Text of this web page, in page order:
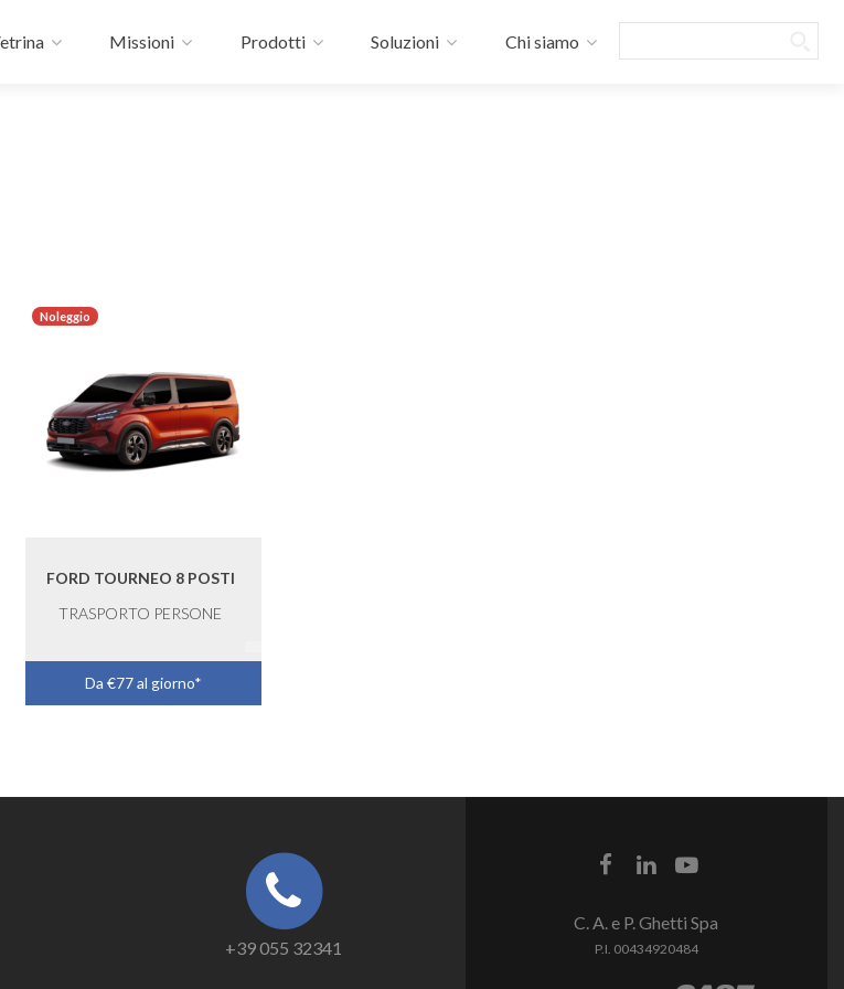
Missioni Prodotti Soluzioni Chi siamo
Noleggio
FORD TOURNEO 8 POSTI
TRASPORTO PERSONE
Da €77 al giorno*
+39 055 32341
C. A. e P. Ghetti Spa
P.I. 00434920484